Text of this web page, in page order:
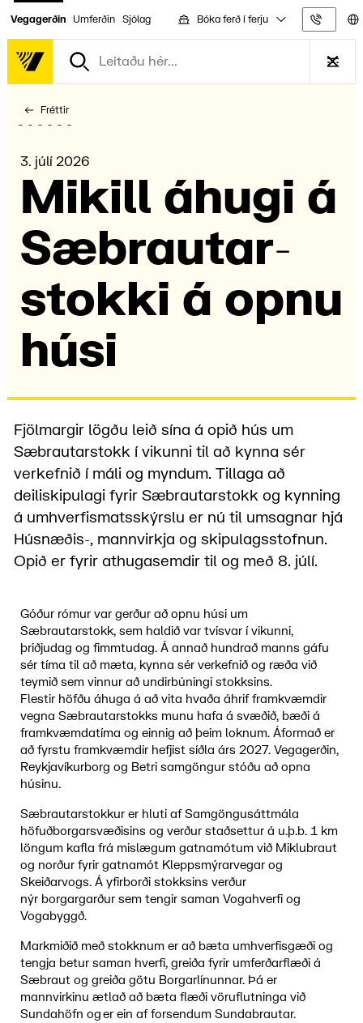
Vegagerðin Umferðin Sjólag Bóka ferð í ferju
Fréttir
3. júlí 2026
Mikill áhugi á
Sæbrautar­
stokki á opnu
húsi
Fjölmargir lögðu leið sína á opið hús um
Sæbrautarstokk í vikunni til að kynna sér
verkefnið í máli og myndum. Tillaga að
deiliskipulagi fyrir Sæbrautarstokk og kynning
á umhverfismatsskýrslu er nú til umsagnar hjá
Húsnæðis-, mannvirkja og skipulagsstofnun.
Opið er fyrir athugasemdir til og með 8. júlí.
Góður rómur var gerður að opnu húsi um
Sæbrautarstokk, sem haldið var tvisvar í vikunni,
þriðjudag og fimmtudag. Á annað hundrað manns gáfu
sér tíma til að mæta, kynna sér verkefnið og ræða við
teymið sem vinnur að undirbúningi stokksins.
Flestirhöfðu áhuga á að vita hvaða áhrif framkvæmdir
vegna Sæbrautarstokks munu hafa á svæðið, bæði á
framkvæmdatíma og einnig að þeim loknum. Áformað er
að fyrstu framkvæmdir hefjist síðla árs 2027.Vegagerðin,
Reykjavíkurborg og Betri samgöngur stóðu að opna
húsinu.
Sæbrautarstokkur er hluti af Samgöngusáttmála
höfuðborgarsvæðisins og verður staðsettur á u.þ.b. 1 km
löngum kafla frá mislægum gatnamótum við Miklubraut
og norður fyrir gatnamót Kleppsmýrarvegar og
Skeiðarvogs. Á yfirborði stokksins verður
nýr borgargarður sem tengir saman Vogahverfi og
Vogabyggð.
Markmiðið með stokknum er að bæta umhverfisgæði og
tengja betur saman hverfi, greiða fyrir umferðarflæði á
Sæbraut og greiða götu Borgarlínunnar. Þá er
mannvirkinu ætlað að bæta flæði vöruflutninga við
Sundahöfn og er ein af forsendum Sundabrautar.